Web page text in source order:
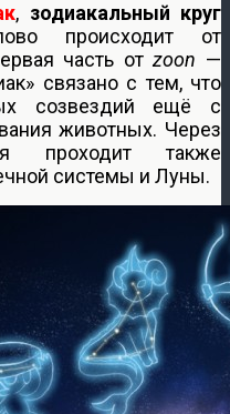
, зодиакальный круг
происходит от
часть отzoon —
связано с тем, что
созвездий ещё с
животных. Через
проходит также
системы и Луны.